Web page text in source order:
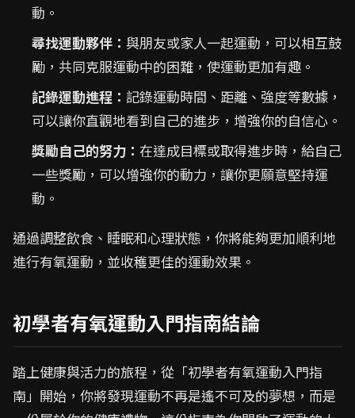
動。
尋找運動夥伴： 與朋友或家人一起運動，可以相互鼓
勵，共同克服運動中的困難，使運動更加有趣。
記錄運動進程： 記錄運動時間、距離、強度等數據，
可以讓你直觀地看到自己的進步，增強你的自信心。
獎勵自己的努力： 在達成目標或取得進步時，給自己
一些獎勵，可以增強你的動力，讓你更願意堅持運
動。
通過調整飲食、睡眠和心理狀態，你將能夠更加順利地
進行有氧運動，並收穫更佳的運動效果。
初學者有氧運動入門指南結論
踏上健康與活力的旅程，從「初學者有氧運動入門指
南」開始，你將發現運動不再是遙不可及的夢想，而是